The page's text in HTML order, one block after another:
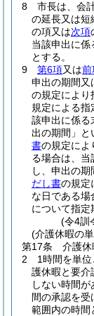
8
市長は、会
の延長又は短
の項又は次項
当該申出に
とする。
9
第6項又は前
申出の期間又
の規定により
規定による指
該申出に係る
出の期間」と
書の規定によ
る場合は、当
し、申出の
だし書の規定
な日である場
について指定
(令4訓
(介護休暇の
第17条
介護休
2
1時間を単
護休暇と要介
しない時間
間の承認を受
範囲内の時間